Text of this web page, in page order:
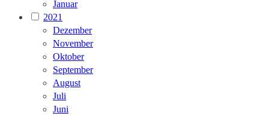
Januar
2021
Dezember
November
Oktober
September
August
Juli
Juni